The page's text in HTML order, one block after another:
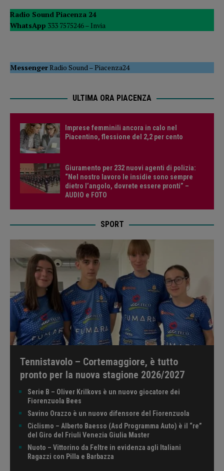
Radio Sound Piacenza 24
WhatsApp 333 7575246 – Invia
MessengerRadio Sound –Piacenza24
ULTIMA ORA PIACENZA
Imprese femminili ancora in calo nel
Piacentino, flessione del 2,2 per cento
Giuramento per 232 nuovi agenti di polizia:
“Nel nostro lavoro le insidie sono sempre
dietro l’angolo, dovrete essere pronti” –
AUDIO e FOTO
SPORT
Tennistavolo – Cortemaggiore, è tutto
pronto per la nuova stagione 2026/2027
Serie B – Oliver Krilkovs è un nuovo giocatore dei
Fiorenzuola Bees
Savino Orazzo è un nuovo difensore del Fiorenzuola
Ciclismo – Alberto Baesso (Asd Programma Auto) è il “re”
del Giro del Friuli Venezia Giulia Master
Nuoto – Vittorino da Feltre in evidenza agli Italiani
Ragazzi con Pilla e Barbazza